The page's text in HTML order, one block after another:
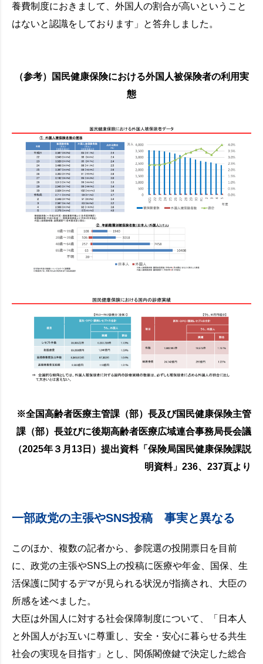
養費制度におきまして、外国人の割合が高いということ
はないと認識をしております」と答弁しました。
（参考）国民健康保険における外国人被保険者の利用実
態
※全国高齢者医療主管課（部）長及び国民健康保険主管
課（部）長並びに後期高齢者医療広域連合事務局長会議
（2025年３月13日）提出資料「保険局国民健康保険課説
明資料」236、237頁より
一部政党の主張やSNS投稿 事実と異なる
このほか、複数の記者から、参院選の投開票日を目前
に、政党の主張やSNS上の投稿に医療や年金、国保、生
活保護に関するデマが見られる状況が指摘され、大臣の
所感を述べました。
大臣は外国人に対する社会保障制度について、「日本人
と外国人がお互いに尊重し、安全・安心に暮らせる共生
社会の実現を目指す」とし、関係閣僚鍵で決定した総合